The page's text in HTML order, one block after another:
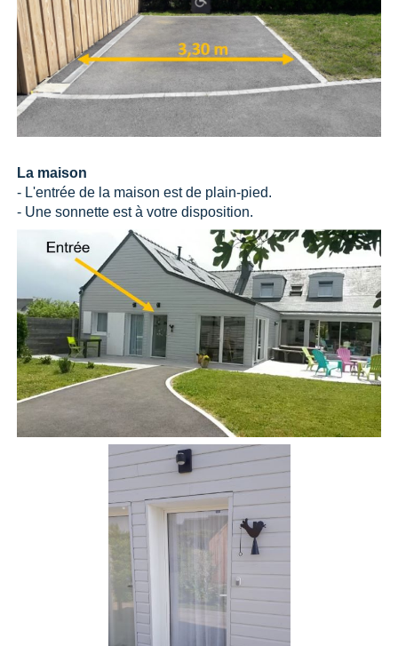
La maison
- L'entrée de la maison est de plain-pied.
- Une sonnette est à votre disposition.